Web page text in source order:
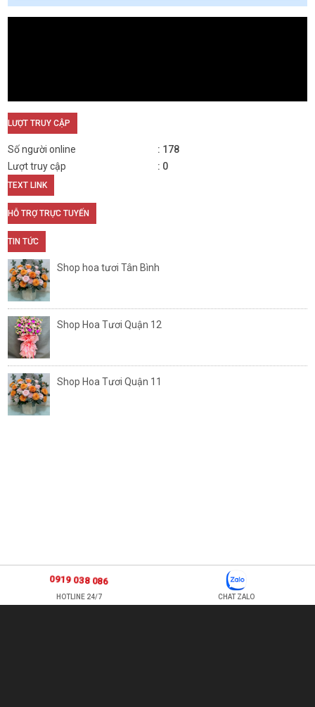
LƯỢT TRUY CẬP
Số người online
178
Lượt truy cập
0
TEXT LINK
HỖ TRỢ TRỰC TUYẾN
TIN TỨC
Shop hoa tươi Tân Bình
Shop Hoa Tươi Quận 12
Shop Hoa Tươi Quận 11
0919 038 086
HOTLINE 24/7 CHAT ZALO